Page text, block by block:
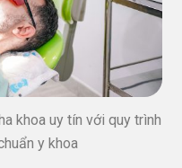
khoa uy tín với quy trình
y khoa